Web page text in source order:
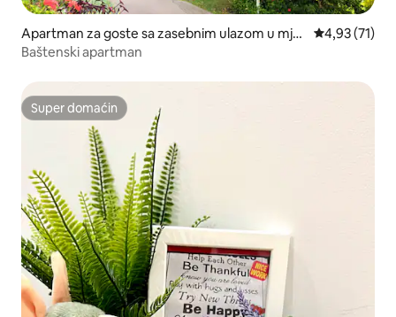
Apartman za goste sa zasebnim ulazom u mjes
tu Caringbah South
prosječna
4,93 (71)
Baštenski apartman
Super domaćin
Super domaćin